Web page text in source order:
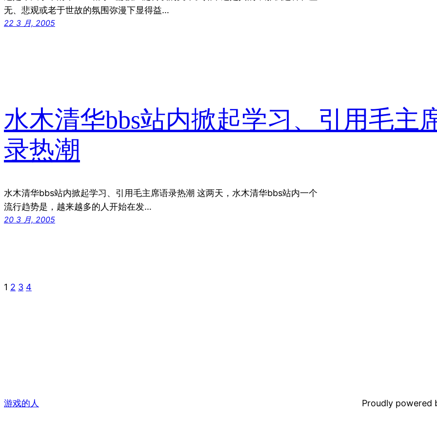
无、悲观或老于世故的氛围弥漫下显得益…
22 3 月, 2005
水木清华bbs站内掀起学习、引用毛主
录热潮
水木清华bbs站内掀起学习、引用毛主席语录热潮 这两天，水木清华bbs站内一个
流行趋势是，越来越多的人开始在发…
20 3 月, 2005
1 2 3 4
游戏的人 Proudly powered